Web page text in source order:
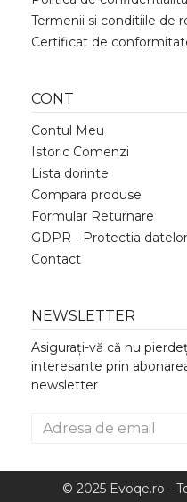
Termenii si conditiile de
Certificat de
CONT
Contul Meu
Istoric Comenzi
Lista dorinte
Compara produse
Formular Returnare
GDPR - Protectia datelor
Contact
NEWSLETTER
Asigurați-vă că nu
interesante prin
newsletter
© 2025 Evoqe.ro -